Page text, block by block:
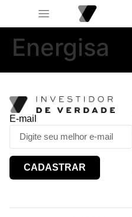
Energisa
E-mail
CADASTRAR